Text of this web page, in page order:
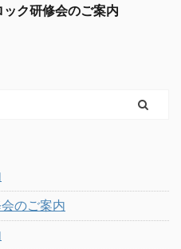
ク研修会のご案内
のご案内